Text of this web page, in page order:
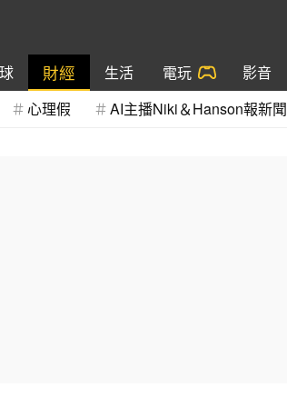
財經 生活 電玩 影音
心理假 AI主播Niki＆Hanson報新聞